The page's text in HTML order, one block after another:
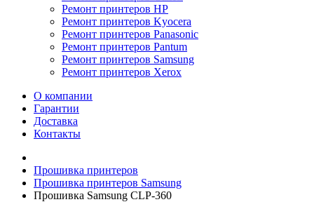
Ремонт принтеров HP
Ремонт принтеров Kyocera
Ремонт принтеров Panasonic
Ремонт принтеров Pantum
Ремонт принтеров Samsung
Ремонт принтеров Xerox
О компании
Гарантии
Доставка
Контакты
Прошивка принтеров
Прошивка принтеров Samsung
Прошивка Samsung CLP-360